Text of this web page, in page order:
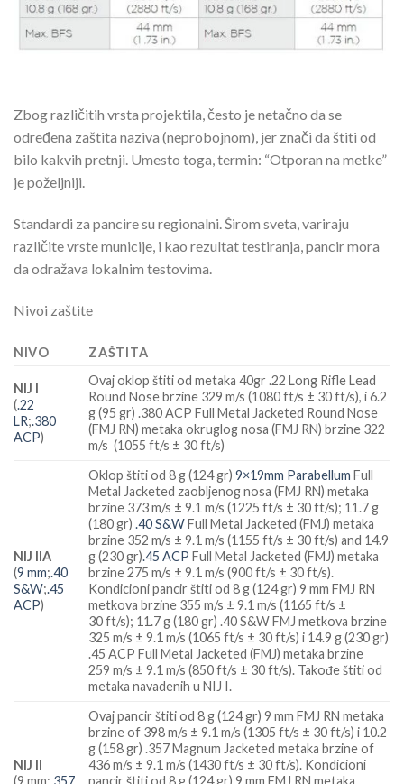
Zbog različitih vrsta projektila, često je netačno da se
određena zaštita naziva (neprobojnom), jer znači da štiti od
bilo kakvih pretnji. Umesto toga, termin: “Otporan na metke”
je poželjniji.
Standardi za pancire su regionalni. Širom sveta, variraju
različite vrste municije, i kao rezultat testiranja, pancir mora
da odražava lokalnim testovima.
Nivoi zaštite
NIVO ZAŠTITA
NIJ I
(.22
LR;.380
ACP)
Ovaj oklop štiti od metaka 40gr .22 Long Rifle Lead
Round Nose brzine 329 m/s (1080 ft/s ± 30 ft/s), i 6.2
g (95 gr) .380 ACP Full Metal Jacketed Round Nose
(FMJ RN) metaka okruglog nosa (FMJ RN) brzine 322
m/s (1055 ft/s ± 30 ft/s)
NIJ IIA
(9 mm;.40
S&W;.45
ACP)
Oklop štiti od 8 g (124 gr)9×19mm Parabellum Full
Metal Jacketed zaobljenog nosa (FMJ RN) metaka
brzine 373 m/s ± 9.1 m/s (1225 ft/s ± 30 ft/s); 11.7 g
(180 gr).40 S&WFull Metal Jacketed (FMJ) metaka
brzine 352 m/s ± 9.1 m/s (1155 ft/s ± 30 ft/s) and 14.9
g (230 gr).45 ACP Full Metal Jacketed (FMJ) metaka
brzine 275 m/s ± 9.1 m/s (900 ft/s ± 30 ft/s).
Kondicioni pancir štiti od 8 g (124 gr) 9 mm FMJ RN
metkova brzine 355 m/s ± 9.1 m/s (1165 ft/s ±
30 ft/s); 11.7 g (180 gr) .40 S&W FMJ metkova brzine
325 m/s ± 9.1 m/s (1065 ft/s ± 30 ft/s) i 14.9 g (230 gr)
.45 ACP Full Metal Jacketed (FMJ) metaka brzine
259 m/s ± 9.1 m/s (850 ft/s ± 30 ft/s). Takođe štiti od
metaka navadenih u NIJ I.
NIJ II
Ovaj pancir štiti od 8 g (124 gr) 9 mm FMJ RN metaka
brzine of 398 m/s ± 9.1 m/s (1305 ft/s ± 30 ft/s) i 10.2
g (158 gr) .357 Magnum Jacketed metaka brzine of
436 m/s ± 9.1 m/s (1430 ft/s ± 30 ft/s). Kondicioni